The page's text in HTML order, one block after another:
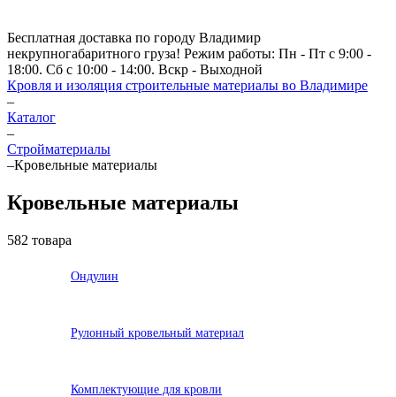
Бесплатная доставка по городу Владимир
некрупногабаритного груза! Режим работы: Пн - Пт с 9:00 -
18:00. Сб с 10:00 - 14:00. Вскр - Выходной
Кровля и изоляция строительные материалы во Владимире
–
Каталог
–
Стройматериалы
–Кровельные материалы
Кровельные материалы
582 товара
Ондулин
Рулонный кровельный материал
Комплектующие для кровли